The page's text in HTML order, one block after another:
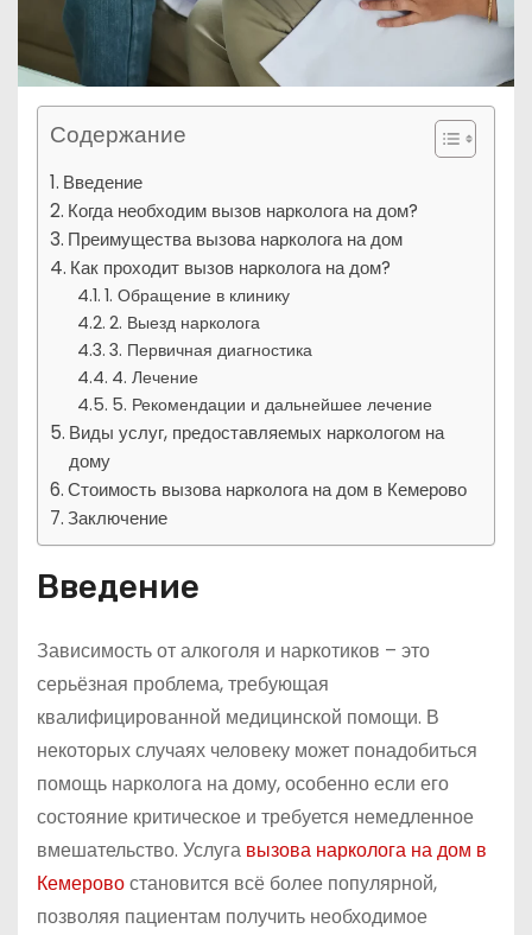
Содержание
Введение
Когда необходим вызов нарколога на дом?
Преимущества вызова нарколога на дом
Как проходит вызов нарколога на дом?
1. Обращение в клинику
2. Выезд нарколога
3. Первичная диагностика
4. Лечение
5. Рекомендации и дальнейшее лечение
Виды услуг, предоставляемых наркологом на
дому
Стоимость вызова нарколога на дом в Кемерово
Заключение
Введение
Зависимость от алкоголя и наркотиков – это
серьёзная проблема, требующая
квалифицированной медицинской помощи. В
некоторых случаях человеку может понадобиться
помощь нарколога на дому, особенно если его
состояние критическое и требуется немедленное
вмешательство. Услуга вызова нарколога на дом в
Кемеровостановится всё более популярной,
позволяя пациентам получить необходимое